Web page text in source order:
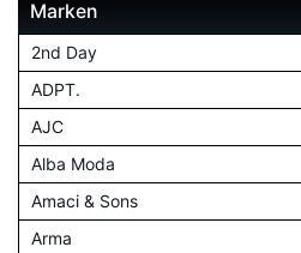
Marken
2nd Day
ADPT.
AJC
Alba Moda
Amaci & Sons
Arma